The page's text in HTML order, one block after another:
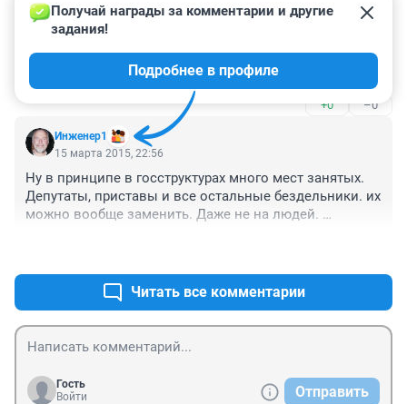
17 марта 2015, 22:38
Есть рабочие места с повышенной опасностью. На
них пенсионерам работать крайне нежелательно!
Если вдруг пенсионеру станет плохо и его затянет в
оборудование, кого за это наказывать будут? И как?
+0 –0
Инженер1
Получай награды за комментарии и другие
задания!
Подробнее в профиле
15 марта 2015, 22:56
Ну в принципе в госструктурах много мест занятых.
Депутаты, приставы и все остальные бездельники. их
можно вообще заменить. Даже не на людей.
Читать все комментарии
Гость
Войти
Отправить